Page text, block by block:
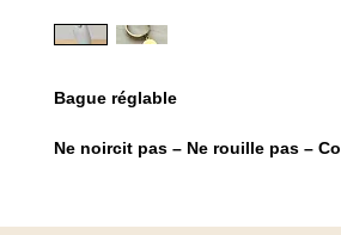
Bague réglable
Ne noircit pas – Ne rouille pas –